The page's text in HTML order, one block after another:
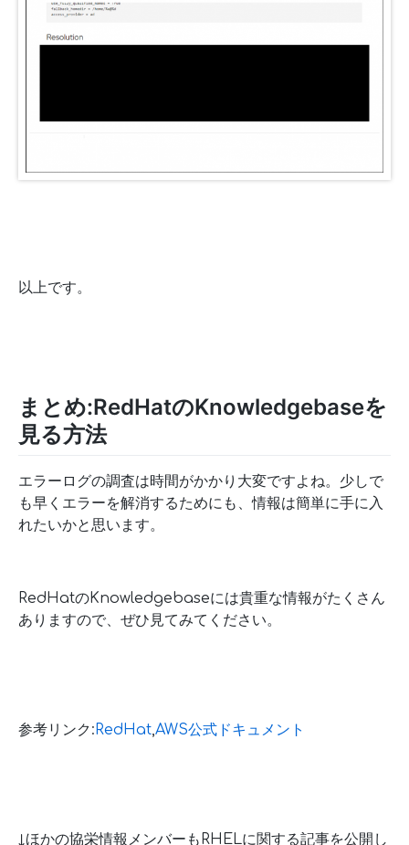
以上です。
まとめ:RedHatのKnowledgebaseを
見る方法
エラーログの調査は時間がかかり大変ですよね。少しで
も早くエラーを解消するためにも、情報は簡単に手に入
れたいかと思います。
RedHatのKnowledgebaseには貴重な情報がたくさん
ありますので、ぜひ見てみてください。
参考リンク:RedHat,AWS公式ドキュメント
↓ほかの協栄情報メンバーもRHELに関する記事を公開し